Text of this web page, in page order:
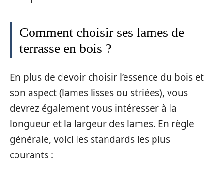
Comment choisir ses lames de
terrasse en bois ?
En plus de devoir choisir l’essence du bois et
son aspect (lames lisses ou striées), vous
devrez également vous intéresser à la
longueur et la largeur des lames. En règle
générale, voici les standards les plus
courants :